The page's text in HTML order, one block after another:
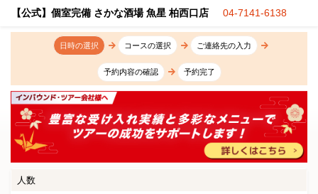
【公式】個室完備 さかな酒場 魚星 柏西口店 04-7141-6138
日時の選択 コースの選択 ご連絡先の入力
予約内容の確認 予約完了
人数